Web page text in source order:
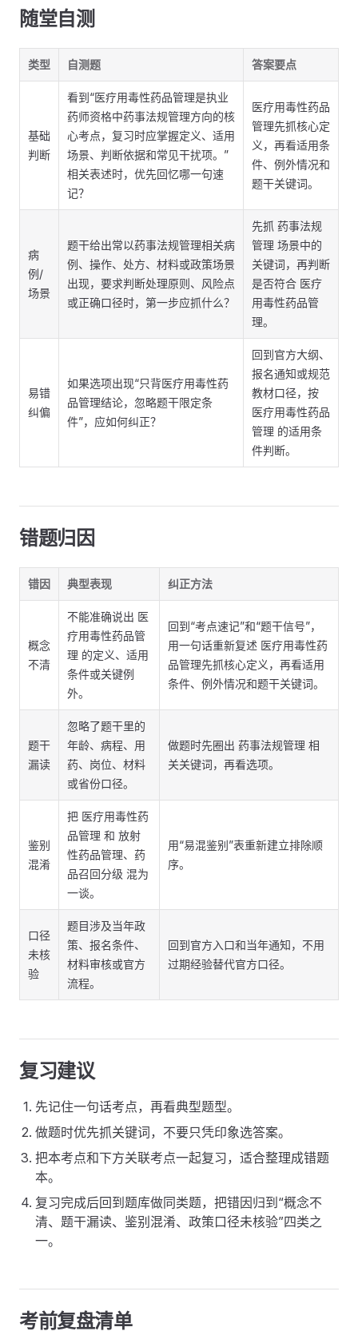
随堂自测
类型 自测题 答案要点
基础
判断
看到“医疗用毒性药品管理是执业
药师资格中药事法规管理方向的核
心考点，复习时应掌握定义、适用
场景、判断依据和常见干扰项。”
相关表述时，优先回忆哪一句速
记？
医疗用毒性药品
管理先抓核心定
义，再看适用条
件、例外情况和
题干关键词。
病
例/
场景
题干给出常以药事法规管理相关病
例、操作、处方、材料或政策场景
出现，要求判断处理原则、风险点
或正确口径时，第一步应抓什么？
先抓 药事法规
管理 场景中的
关键词，再判断
是否符合 医疗
用毒性药品管
理。
易错
纠偏
如果选项出现“只背医疗用毒性药
品管理结论，忽略题干限定条
件”，应如何纠正？
回到官方大纲、
报名通知或规范
教材口径，按
医疗用毒性药品
管理 的适用条
件判断。
错题归因
错因 典型表现 纠正方法
概念
不清
不能准确说出 医
疗用毒性药品管
理 的定义、适用
条件或关键例
外。
回到“考点速记”和“题干信号”，
用一句话重新复述 医疗用毒性药
品管理先抓核心定义，再看适用
条件、例外情况和题干关键词。
题干
漏读
忽略了题干里的
年龄、病程、用
药、岗位、材料
或省份口径。
做题时先圈出 药事法规管理 相
关关键词，再看选项。
鉴别
混淆
把 医疗用毒性药
品管理 和 放射
性药品管理、药
品召回分级 混为
一谈。
用“易混鉴别”表重新建立排除顺
序。
口径
未核
验
题目涉及当年政
策、报名条件、
材料审核或官方
流程。
回到官方入口和当年通知，不用
过期经验替代官方口径。
复习建议
先记住一句话考点，再看典型题型。
做题时优先抓关键词，不要只凭印象选答案。
把本考点和下方关联考点一起复习，适合整理成错题
本。
复习完成后回到题库做同类题，把错因归到“概念不
清、题干漏读、鉴别混淆、政策口径未核验”四类之
一。
考前复盘清单